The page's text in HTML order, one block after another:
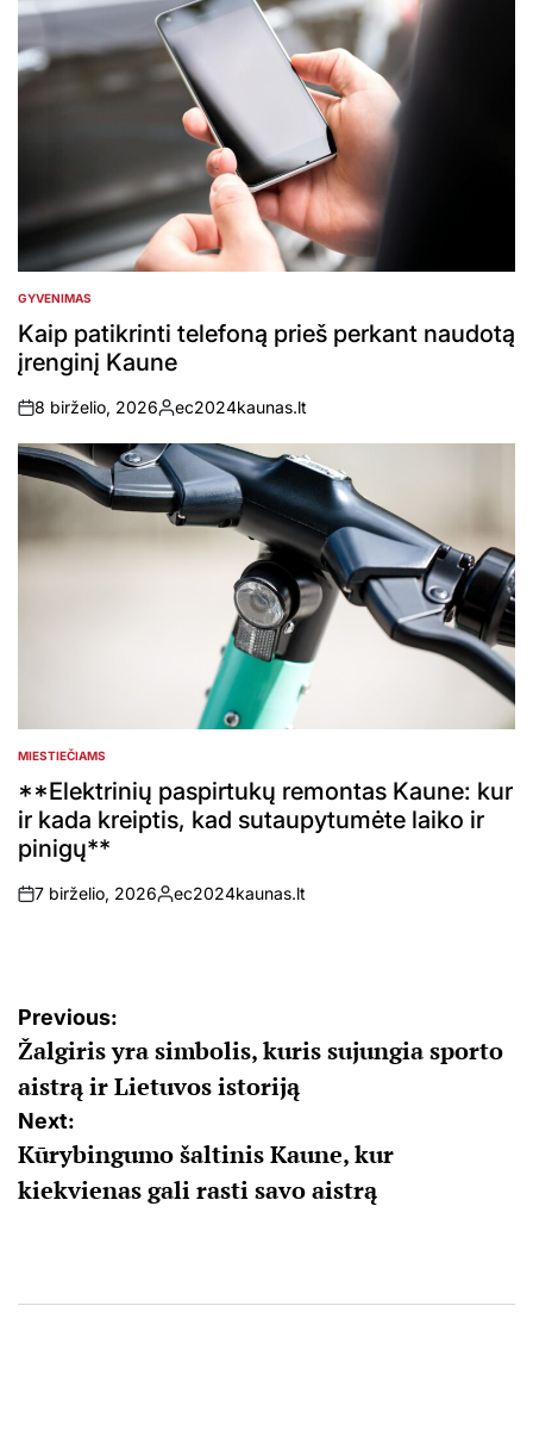
POSTED
IN
GYVENIMAS
Kaip patikrinti telefoną prieš perkant naudotą
įrenginį Kaune
on
8 birželio, 2026
Posted
by
ec2024kaunas.lt
POSTED
MIESTIEČIAMS
**Elektrinių paspirtukų remontas Kaune: kur
ir kada kreiptis, kad sutaupytumėte laiko ir
pinigų**
on
7 birželio, 2026
Posted
ec2024kaunas.lt
Navigacija
tarp
įrašų
Previous:
Žalgiris yra simbolis, kuris sujungia sporto
aistrą ir Lietuvos istoriją
Next:
Kūrybingumo šaltinis Kaune, kur
kiekvienas gali rasti savo aistrą